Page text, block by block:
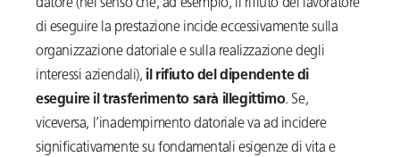
datore (nel senso che, ad esempio, il rifiuto del lavoratore
di eseguire la prestazione incide eccessivamente sulla
organizzazione datoriale e sulla realizzazione degli
interessi aziendali), il rifiuto del dipendente di
eseguire il trasferimento sarà illegittimo. Se,
viceversa, l’inadempimento datoriale va ad incidere
significativamente su fondamentali esigenze di vita e